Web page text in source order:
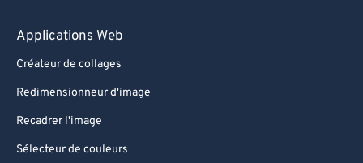
Applications Web
Créateur de collages
Redimensionneur d'image
Recadrer l'image
Sélecteur de couleurs